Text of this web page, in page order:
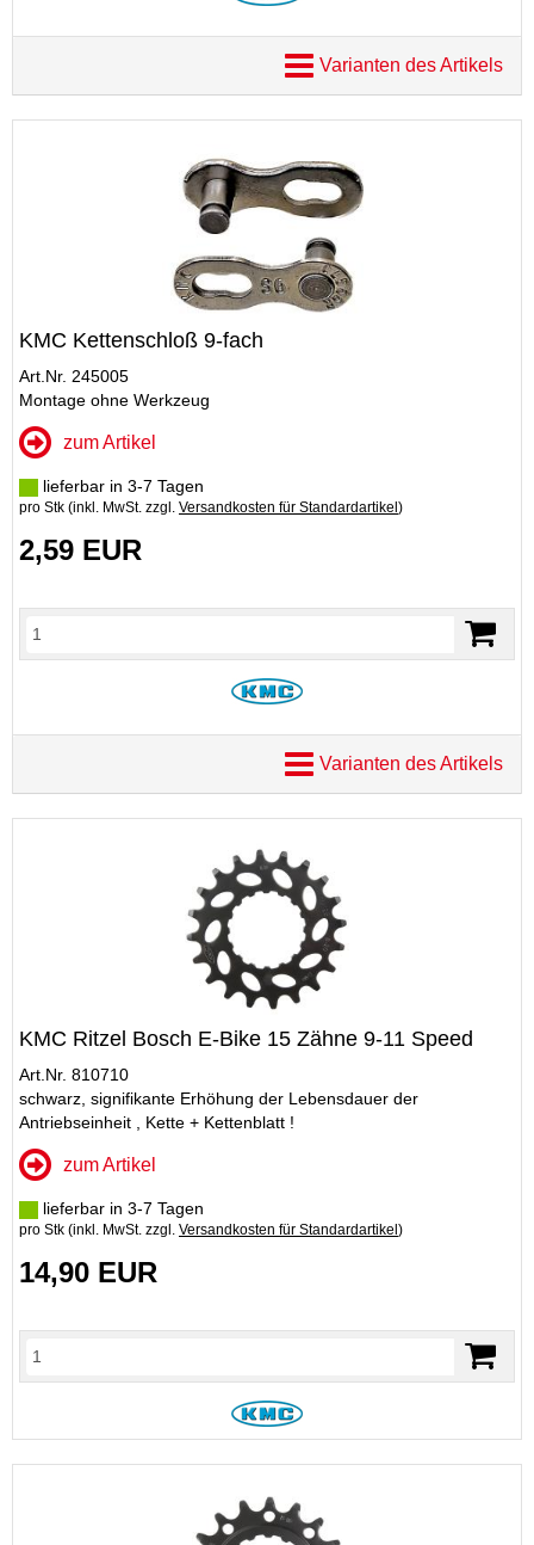
Varianten des Artikels
KMC Kettenschloß 9-fach
Art.Nr. 245005
Montage ohne Werkzeug
zum Artikel
lieferbar in 3-7 Tagen
pro Stk (inkl. MwSt. zzgl. Versandkosten für Standardartikel)
2,59 EUR
Varianten des Artikels
KMC Ritzel Bosch E-Bike 15 Zähne 9-11 Speed
Art.Nr. 810710
schwarz, signifikante Erhöhung der Lebensdauer der
Antriebseinheit , Kette + Kettenblatt !
zum Artikel
lieferbar in 3-7 Tagen
pro Stk (inkl. MwSt. zzgl. Versandkosten für Standardartikel )
14,90 EUR